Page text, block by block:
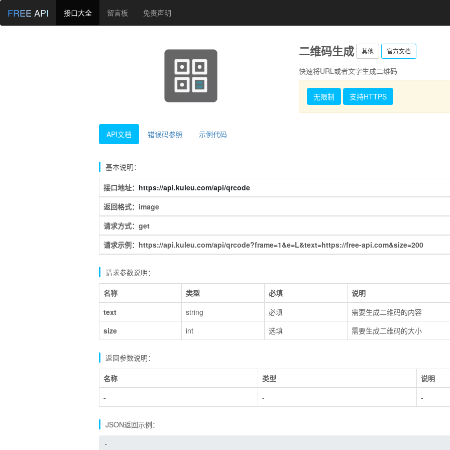
FREE API 接口大全 留言板 免责声明
二维码生成 其他 官方文档
快速将URL或者文字生成二维码
无限制 支持HTTPS
API文档 错误码参照 示例代码
基本说明：
接口地址： https://api.kuleu.com/api/qrcode
返回格式：image
请求方式：get
请求示例：https://api.kuleu.com/api/qrcode?frame=1&e=L&text=https://free-api.com&size=200
请求参数说明：
名称 类型 必填
说明
text
string 必填
需要生成二维码的内容
size
int 选填 需要生成二维码的大小
返回参数说明：
名称 类型
说明
-
- -
JSON返回示例：
-